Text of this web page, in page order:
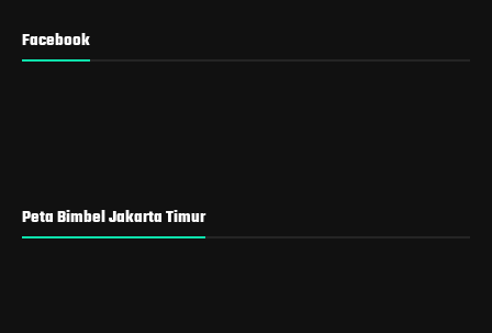
Facebook
Peta Bimbel Jakarta Timur